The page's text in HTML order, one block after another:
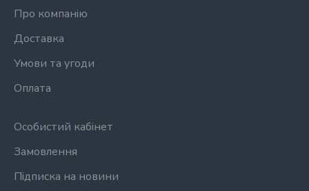
Про компанію
Доставка
Умови та угоди
Оплата
Особистий кабінет
Замовлення
Підписка на новини